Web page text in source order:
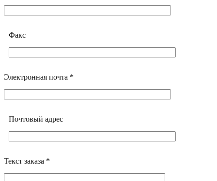
Факс
Электронная почта *
Почтовый адреc
Текст заказа *